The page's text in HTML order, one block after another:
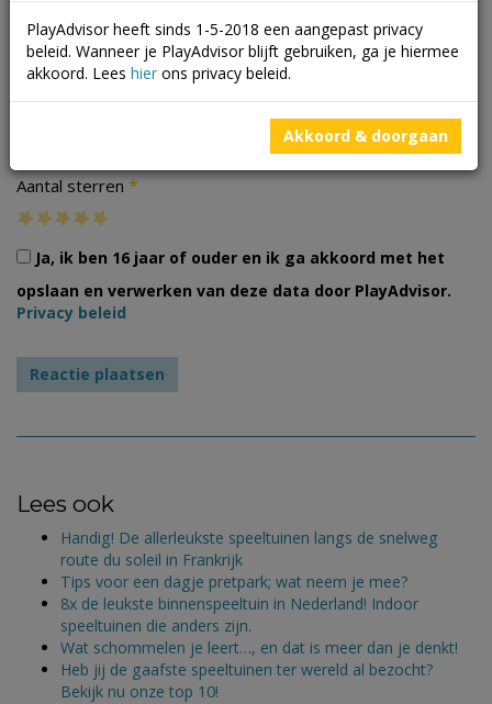
Aantal sterren *
Ja, ik ben 16 jaar of ouder en ik ga akkoord met het
opslaan en verwerken van deze data door PlayAdvisor.
Privacy beleid
Lees ook
Handig! De allerleukste speeltuinen langs de snelweg
route du soleil in Frankrijk
Tips voor een dagje pretpark; wat neem je mee?
8x de leukste binnenspeeltuin in Nederland! Indoor
speeltuinen die anders zijn.
Wat schommelen je leert…, en dat is meer dan je denkt!
Heb jij de gaafste speeltuinen ter wereld al bezocht?
Bekijk nu onze top 10!
PlayAdvisor heeft sinds 1-5-2018 een aangepast privacy
beleid. Wanneer je PlayAdvisor blijft gebruiken, ga je hiermee
akkoord. Lees hier ons privacy beleid.
Akkoord & doorgaan